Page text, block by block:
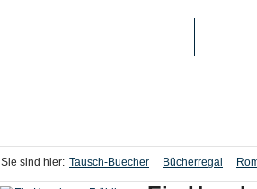
Sie sind hier: Tausch-Buecher Bücherregal